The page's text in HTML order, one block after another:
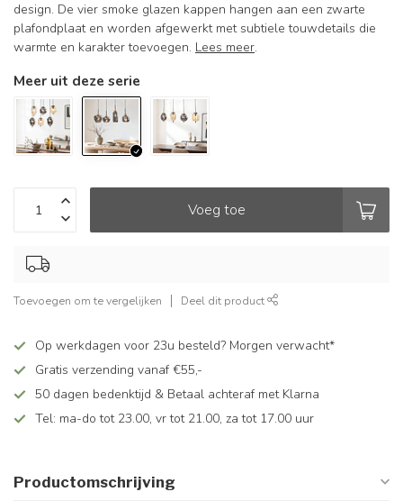
design. De vier smoke glazen kappen hangen aan een zwarte
plafondplaat en worden afgewerkt met subtiele touwdetails die
warmte en karakter toevoegen. Lees meer.
Meer uit deze serie
Voeg toe
Toevoegen om te vergelijken Deel dit product
Op werkdagen voor 23u besteld? Morgen verwacht*
Gratis verzending vanaf €55,-
50 dagen bedenktijd & Betaal achteraf met Klarna
Tel: ma-do tot 23.00, vr tot 21.00, za tot 17.00 uur
Productomschrijving